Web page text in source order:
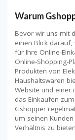
Warum
Bevor wir uns mit
einen Blick
für Ihre Online-
Online-Shopping-
Produkten von
Haushaltswaren
Website und einer
das Einkaufen
Gshopper
um seinen
Verhältnis zu